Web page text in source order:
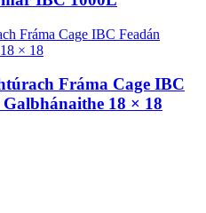
Fráma Cage IBC
18 × 18